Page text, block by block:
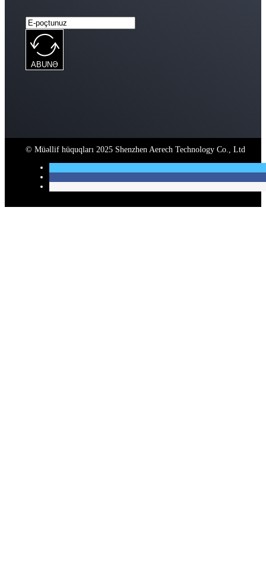
ABUNƏ
© Müəllif hüquqları 2025 Shenzhen Aerech Technology Co., Ltd